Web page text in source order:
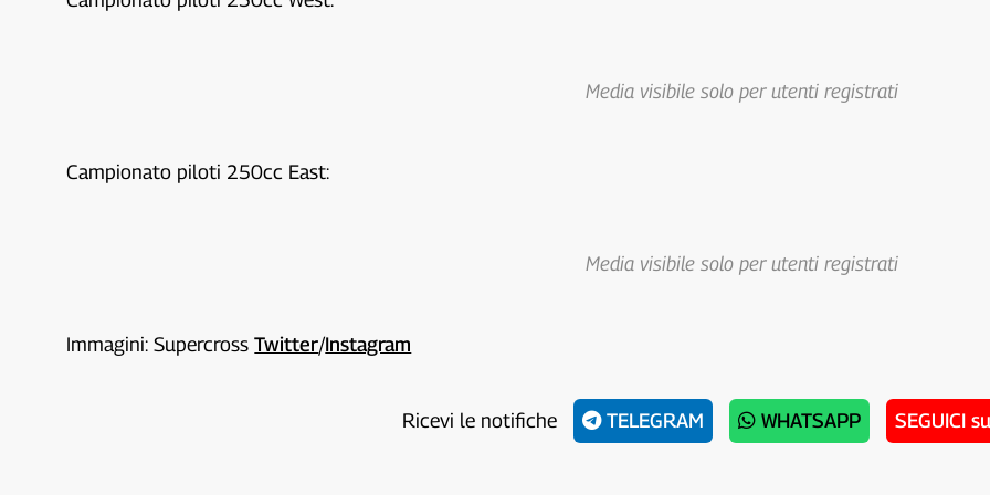
Media visibile solo per utenti registrati
Campionato piloti 250cc East:
Media visibile solo per utenti registrati
Immagini: SupercrossTwitter/Instagram
Ricevi le notifiche TELEGRAM WHATSAPP SEGUICI